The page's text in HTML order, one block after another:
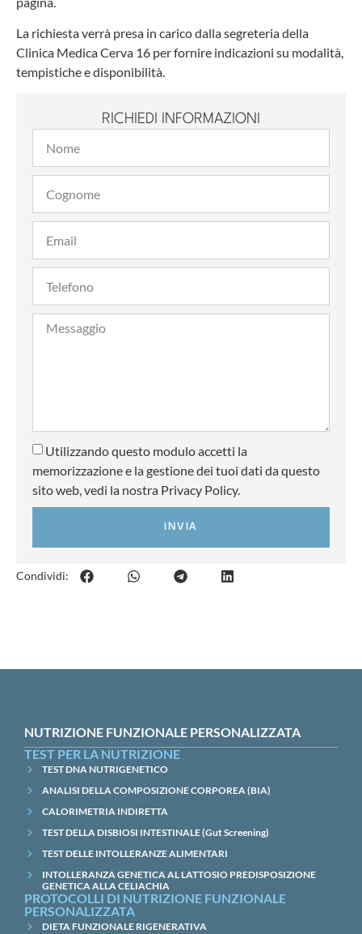
La richiesta verrà presa in carico dalla segreteria della
Clinica Medica Cerva 16 per fornire indicazioni su modalità,
tempistiche e disponibilità.
RICHIEDI INFORMAZIONI
Utilizzando questo modulo accetti la
memorizzazione e la gestione dei tuoi dati da questo
sito web, vedi la nostra Privacy Policy.
INVIA
Condividi:
NUTRIZIONE FUNZIONALE PERSONALIZZATA
TEST PER LA NUTRIZIONE
TEST DNA NUTRIGENETICO
ANALISI DELLA COMPOSIZIONE CORPOREA (BIA)
CALORIMETRIA INDIRETTA
TEST DELLA DISBIOSI INTESTINALE (Gut Screening)
TEST DELLE INTOLLERANZE ALIMENTARI
INTOLLERANZA GENETICA AL LATTOSIO PREDISPOSIZIONE
GENETICA ALLA CELIACHIA
PROTOCOLLI DI NUTRIZIONE FUNZIONALE
PERSONALIZZATA
DIETA FUNZIONALE RIGENERATIVA